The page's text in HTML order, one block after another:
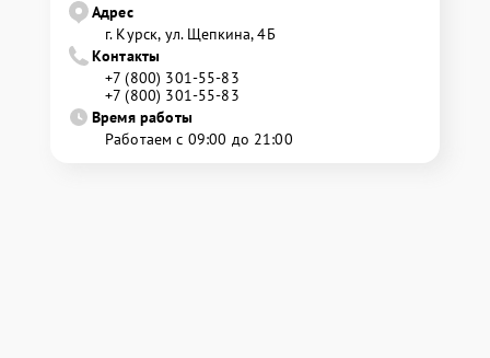
Адрес
г. Курск, ул. Щепкина, 4Б
Контакты
+7 (800) 301-55-83
+7 (800) 301-55-83
Время работы
Работаем с 09:00 до 21:00